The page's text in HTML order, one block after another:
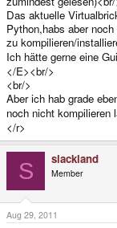
Das aktuelle
Python,habs aber
zu kompilieren/
Ich hätte gerne eine
</E><br/>
<br/>
Aber ich hab grade
noch nicht kompilieren
</r>
S slackland
Member
Aug 29, 2011